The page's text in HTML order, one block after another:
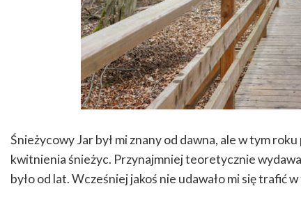
Śnieżycowy Jar był mi znany od dawna, ale w tym
kwitnienia śnieżyc. Przynajmniej teoretycznie
było od lat. Wcześniej jakoś nie udawało mi się trafić